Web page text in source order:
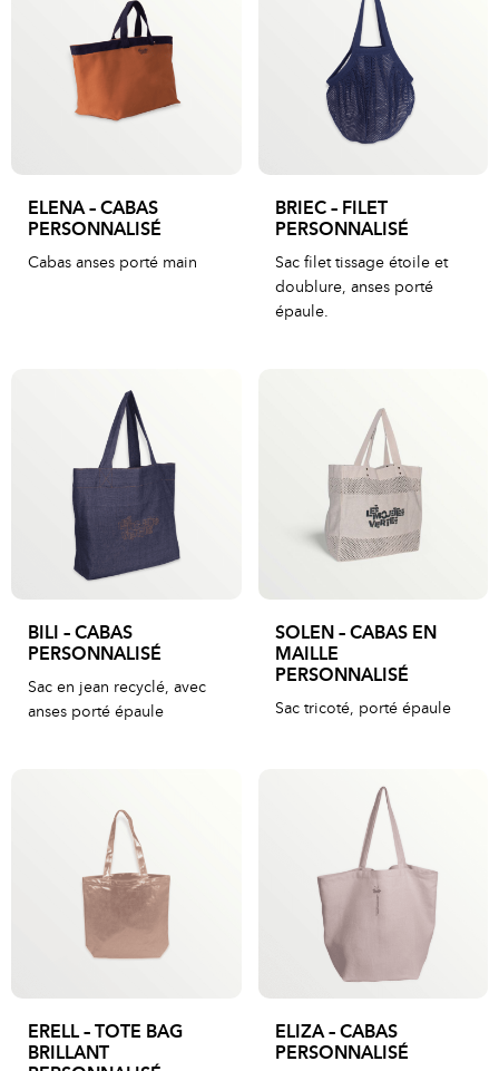
ELENA – CABAS
PERSONNALISÉ
Cabas anses porté main
BRIEC – FILET
PERSONNALISÉ
Sac filet tissage étoile et
doublure, anses porté
épaule.
BILI – CABAS
PERSONNALISÉ
Sac en jean recyclé, avec
anses porté épaule
SOLEN – CABAS EN
MAILLE
PERSONNALISÉ
Sac tricoté, porté épaule
ERELL – TOTE BAG
BRILLANT
ELIZA – CABAS
PERSONNALISÉ